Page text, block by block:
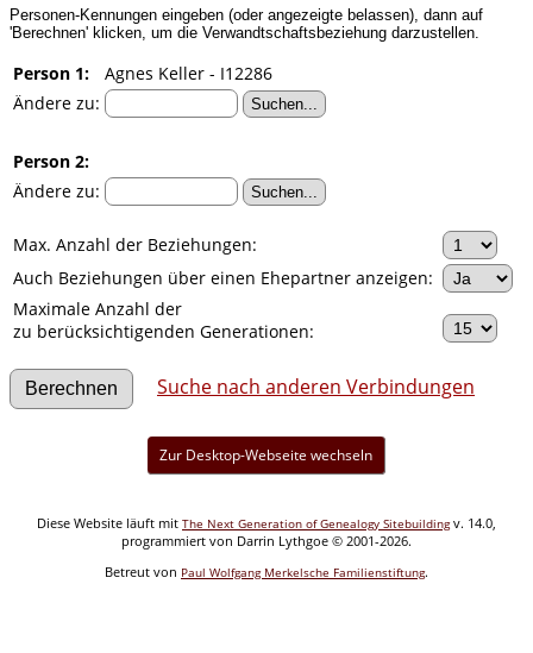
Personen-Kennungen eingeben (oder angezeigte belassen), dann auf
'Berechnen' klicken, um die Verwandtschaftsbeziehung darzustellen.
Person 1:
Agnes Keller - I12286
Ändere zu:
Person 2:
Ändere zu:
Max. Anzahl der Beziehungen:
Auch Beziehungen über einen Ehepartner anzeigen:
Maximale Anzahl der
zu berücksichtigenden Generationen:
Suche nach anderen Verbindungen
Zur Desktop-Webseite wechseln
Diese Website läuft mit The Next Generation of Genealogy Sitebuildingv. 14.0,
programmiert von Darrin Lythgoe © 2001-2026.
Betreut von Paul Wolfgang Merkelsche Familienstiftung.